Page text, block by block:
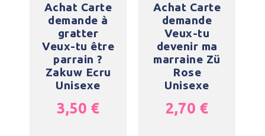
Achat Carte
demande à
gratter
Veux-tu être
parrain ?
Zakuw Ecru
Unisexe
3,50 €
Achat Carte
demande
Veux-tu
devenir ma
marraine Zü
Rose
Unisexe
2,70 €